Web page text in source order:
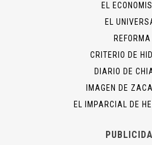
EL
EL
REFORMA
CRITERIO DE
DIARIO DE
IMAGEN DE
EL IMPARCIAL DE